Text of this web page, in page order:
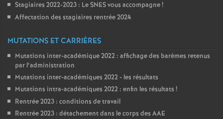
Stagiaires 2022-2023 : Le SNES vous accompagne!
Affectation des stagiaires rentrée 2024
MUTATIONS ET CARRIÈRES
Mutations inter-académique 2022 : affichage des barèmes retenus
par l’administration
Mutations inter-académiques 2022 - les résultats
Mutations intra-académiques 2022 : enfin les résultats !
Rentrée 2023 : conditions de travail
Rentrée 2023 : détachement dans le corps des AAE